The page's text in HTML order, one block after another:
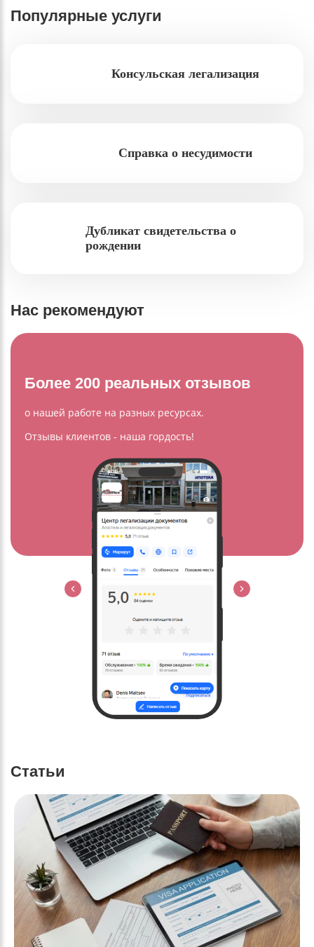
Популярные услуги
Консульская легализация
Справка о несудимости
Дубликат свидетельства о
рождении
Нас рекомендуют
Более 200 реальных отзывов
о нашей работе на разных ресурсах.
Отзывы клиентов - наша гордость!
Статьи